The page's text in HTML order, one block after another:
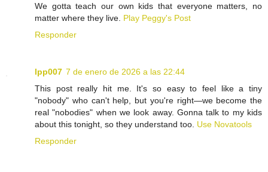
We gotta teach our own kids that everyone matters, no
matter where they live. Play Peggy's Post
Responder
lpp007 7 de enero de 2026 a las 22:44
This post really hit me. It's so easy to feel like a tiny
"nobody" who can't help, but you're right—we become the
real "nobodies" when we look away. Gonna talk to my kids
about this tonight, so they understand too. Use Novatools
Responder